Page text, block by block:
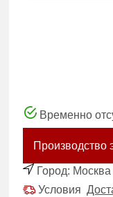
Временно
Производство
Город:
Условия